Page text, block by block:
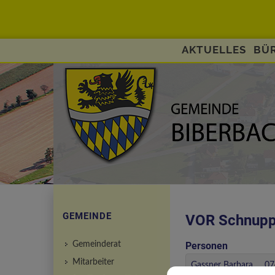
AKTUELLES
VOR
Personen
Gassner Barbara
GEMEINDE
Gemeinderat
Mitarbeiter